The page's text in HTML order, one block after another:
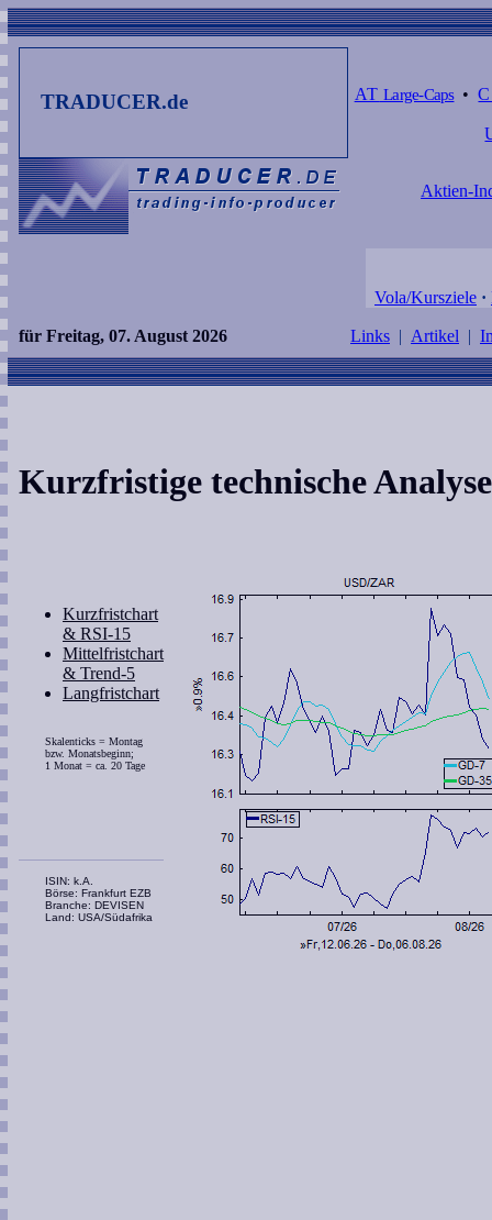
TRADUCER.de AT Large-Caps•
Aktien-
Vola/Kursziele ·
für Freitag, 07. August 2026 Links | Artikel |
Kurzfristige technische
Kurzfristchart
& RSI-15
Mittelfristchart
& Trend-5
Langfristchart
Skalenticks = Montag
bzw. Monatsbeginn;
1 Monat = ca. 20 Tage
ISIN: k.A.
Börse: Frankfurt EZB
Branche: DEVISEN
Land: USA/Südafrika